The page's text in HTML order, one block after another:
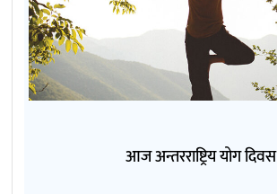
आज अन्तरराष्ट्रिय योग दिवस